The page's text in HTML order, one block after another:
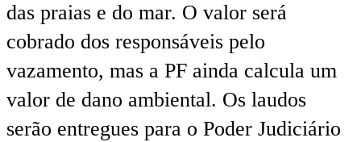
das praias e do mar. O valor será
cobrado dos responsáveis pelo
vazamento, mas a PF ainda calcula um
valor de dano ambiental. Os laudos
serão entregues para o Poder Judiciário